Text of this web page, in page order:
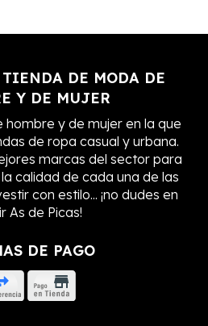
DE MODA DE
Y DE MUJER
hombre y de mujer en la que
de ropa casual y urbana.
marcas del sector para
calidad de cada una de las
con estilo... ¡no dudes en
As de Picas!
DE PAGO